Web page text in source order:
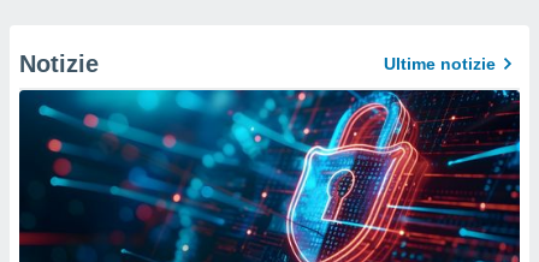
Notizie Ultime notizie